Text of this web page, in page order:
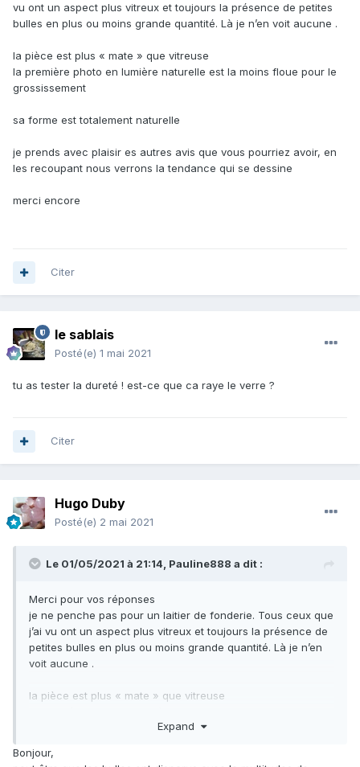
vu ont un aspect plus vitreux et toujours la présence de petites
bulles en plus ou moins grande quantité. Là je n’en voit aucune .
la pièce est plus « mate » que vitreuse
la première photo en lumière naturelle est la moins floue pour le
grossissement
sa forme est totalement naturelle
je prends avec plaisir es autres avis que vous pourriez avoir, en
les recoupant nous verrons la tendance qui se dessine
merci encore
Citer
le sablais
Posté(e) 1 mai 2021
tu as tester la dureté ! est-ce que ca raye le verre ?
Citer
Hugo Duby
Posté(e) 2 mai 2021
Le 01/05/2021 à 21:14, Pauline888 a dit :
Merci pour vos réponses
je ne penche pas pour un laitier de fonderie. Tous ceux que
j’ai vu ont un aspect plus vitreux et toujours la présence de
petites bulles en plus ou moins grande quantité. Là je n’en
voit aucune .
la pièce est plus « mate » que vitreuse
sa forme est totalement naturelle
Expand
Bonjour,